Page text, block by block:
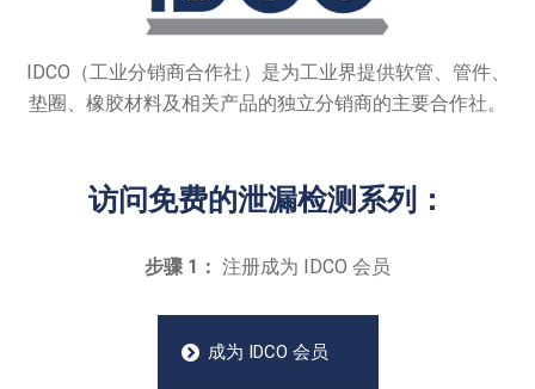
IDCO（工业分销商合作社）是为工业界提供软管、管件、
垫圈、橡胶材料及相关产品的独立分销商的主要合作社。
访问免费的泄漏检测系列：
步骤 1： 注册成为 IDCO 会员
成为 IDCO 会员